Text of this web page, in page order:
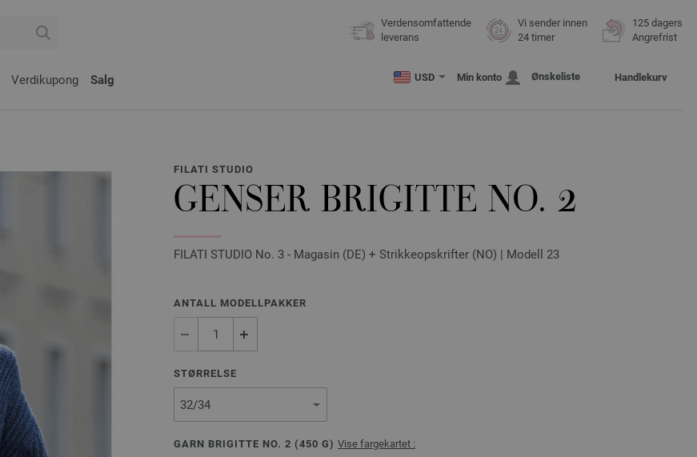
Verdensomfattende
leverans
Vi sender innen
24 timer
125 dagers
Angrefrist
Verdikupong Salg USD Min konto Ønskeliste Handlekurv
FILATI STUDIO
GENSER BRIGITTE NO. 2
FILATI STUDIO No. 3 - Magasin (DE) + Strikkeopskrifter (NO) | Modell 23
ANTALL MODELLPAKKER
STØRRELSE
GARN BRIGITTE NO. 2 (450 G) Vise fargekartet :